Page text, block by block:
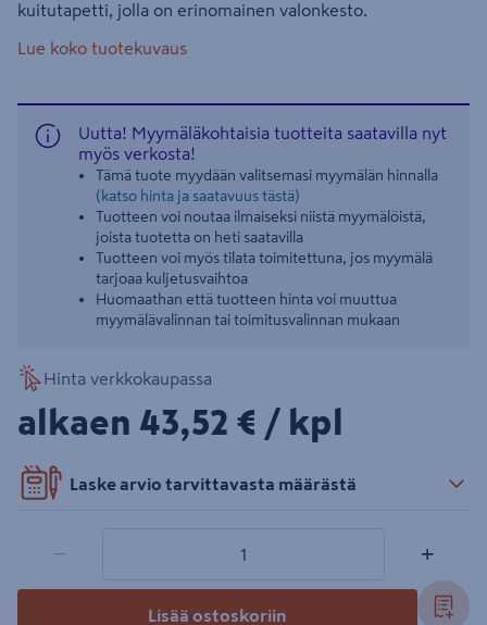
kuitutapetti, jolla on erinomainen valonkesto.
Lue koko tuotekuvaus
Uutta! Myymäläkohtaisia tuotteita saatavilla nyt
myös verkosta!
Tämä tuote myydään valitsemasi myymälän hinnalla
(katso hinta ja saatavuus tästä)
Tuotteen voi noutaa ilmaiseksi niistä myymälöistä,
joista tuotetta on heti saatavilla
Tuotteen voi myös tilata toimitettuna, jos myymälä
tarjoaa kuljetusvaihtoa
Huomaathan että tuotteen hinta voi muuttua
myymälävalinnan tai toimitusvalinnan mukaan
Hinta verkkokaupassa
alkaen 43,52€/kpl
43,52 € / kpl
Laske arvio tarvittavasta määrästä
− +
Lisää ostoskoriin